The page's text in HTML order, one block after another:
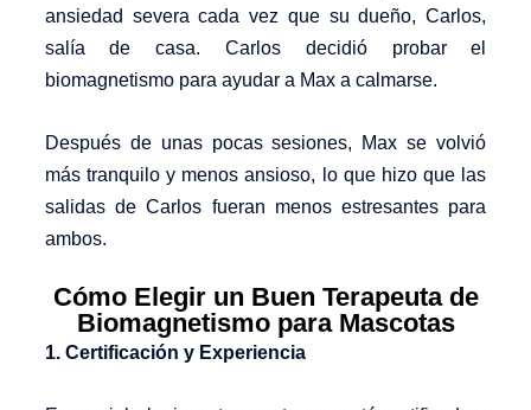
ansiedad severa cada vez que su dueño, Carlos,
salía de casa. Carlos decidió probar el
biomagnetismo para ayudar a Max a calmarse.
Después de unas pocas sesiones, Max se volvió
más tranquilo y menos ansioso, lo que hizo que las
salidas de Carlos fueran menos estresantes para
ambos.
Cómo Elegir un Buen Terapeuta de
Biomagnetismo para Mascotas
1. Certificación y Experiencia